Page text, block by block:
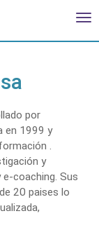
por
en 1999 y
.
y
coaching. Sus
20 paises lo